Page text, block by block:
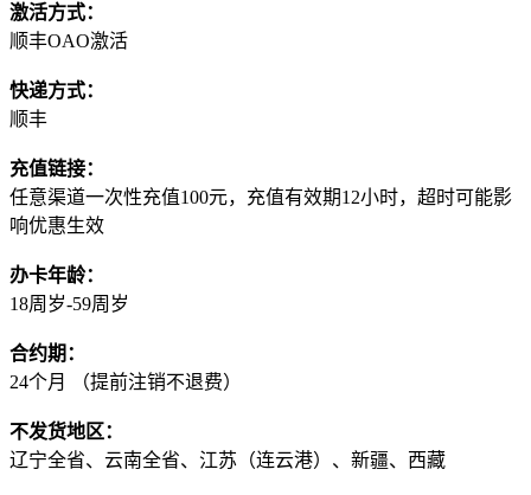
激活方式：
顺丰OAO激活
快递方式：
顺丰
充值链接：
任意渠道一次性充值100元，充值有效期12小时，超时可能影
响优惠生效
办卡年龄：
18周岁-59周岁
合约期：
24个月 （提前注销不退费）
不发货地区：
辽宁全省、云南全省、江苏（连云港）、新疆、西藏